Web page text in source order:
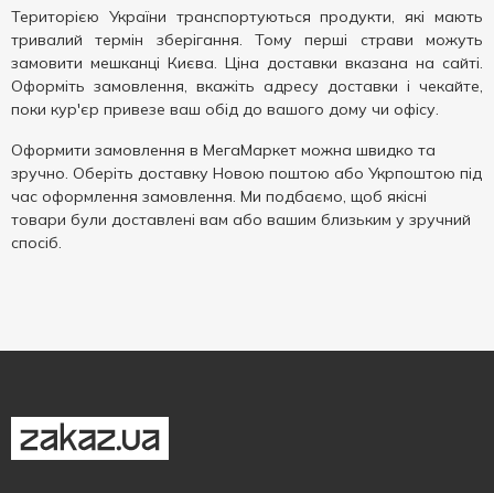
Територією України транспортуються продукти, які мають
тривалий термін зберігання. Тому перші страви можуть
замовити мешканці Києва. Ціна доставки вказана на сайті.
Оформіть замовлення, вкажіть адресу доставки і чекайте,
поки кур'єр привезе ваш обід до вашого дому чи офісу.
Оформити замовлення в МегаМаркет можна швидко та
зручно. Оберіть доставку Новою поштою або Укрпоштою під
час оформлення замовлення. Ми подбаємо, щоб якісні
товари були доставлені вам або вашим близьким у зручний
спосіб.